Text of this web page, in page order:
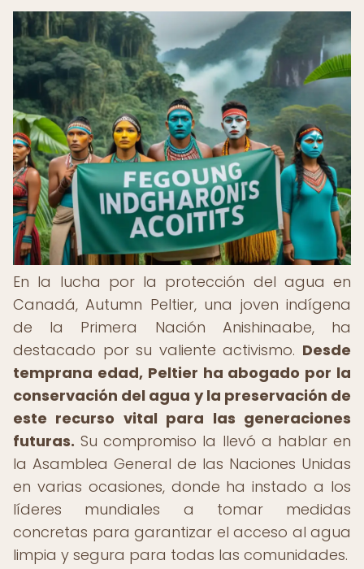
En la lucha por la protección del agua en
Canadá, Autumn Peltier, una joven indígena
de la Primera Nación Anishinaabe, ha
destacado por su valiente activismo. Desde
temprana edad, Peltier ha abogado por la
conservación del agua y la preservación de
este recurso vital para las generaciones
futuras. Su compromiso la llevó a hablar en
la Asamblea General de las Naciones Unidas
en varias ocasiones, donde ha instado a los
líderes mundiales a tomar medidas
concretas para garantizar el acceso al agua
limpia y segura para todas las comunidades.